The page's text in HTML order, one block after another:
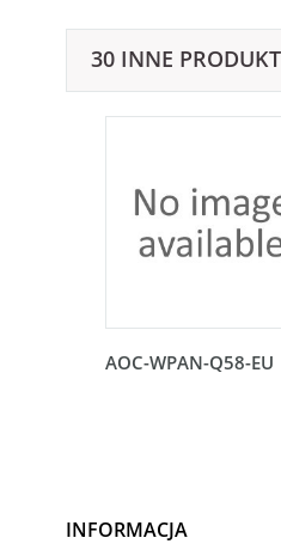
30 INNE
AOC-WPAN-Q58-EU
INFORMACJA